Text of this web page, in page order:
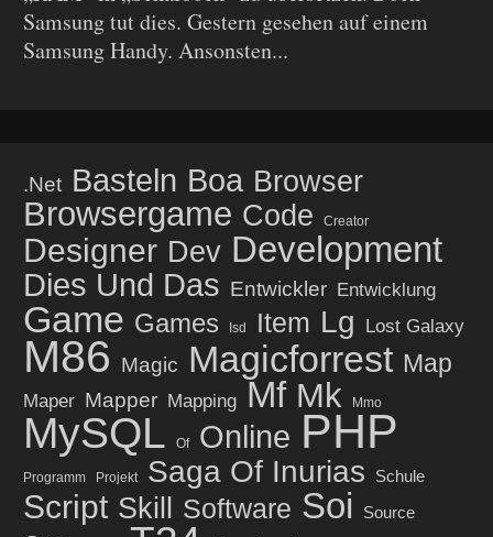
Samsung tut dies. Gestern gesehen auf einem
Samsung Handy. Ansonsten...
.net Basteln Boa Browser
Browsergame Code Creator
Designer Dev Development
Dies Und Das Entwickler Entwicklung
Game Games Isd Item Lg Lost Galaxy
M86 Magic Magicforrest Map
Maper Mapper Mapping Mf Mk Mmo
MySQL Of Online PHP
Programm Projekt Saga Of Inurias Schule
Script Skill Software Soi Source